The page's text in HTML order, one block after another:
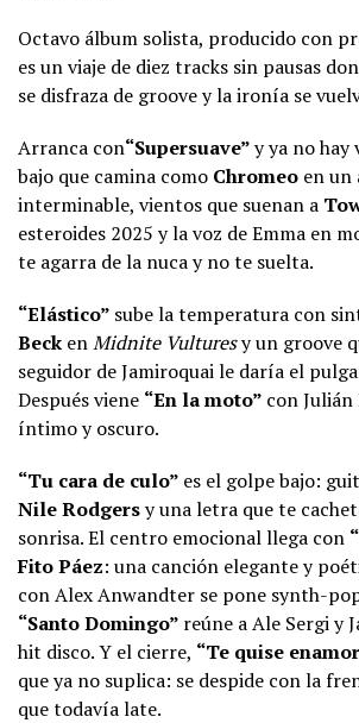
Octavo álbum solista, producido con
es un viaje de diez tracks sin pausas
se disfraza de groove y la ironía se
Arranca con“Supersuave”y ya no
bajo que camina como Chromeo en
interminable, vientos que suenan a
esteroides 2025 y la voz de Emma en
te agarra de la nuca y no te suelta.
“Elástico” sube la temperatura con
Beck enMidnite Vulturesy un groove
seguidor de Jamiroquai le daría el
Después viene “En la moto” con
íntimo y oscuro.
“Tu cara de culo” es el golpe bajo:
Nile Rodgersy una letra que te
sonrisa. El centro emocional llega con
Fito Páez: una canción elegante y
con Alex Anwandter se pone synth-
“Santo Domingo” reúne a Ale Sergi y
hit disco. Y el cierre, “Te quise
que ya no suplica: se despide con la
que todavía late.